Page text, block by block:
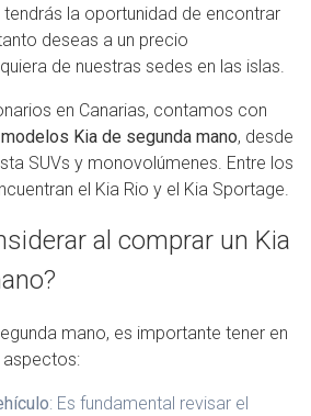
la oportunidad de encontrar
deseas a un precio
de nuestras sedes en las islas.
en Canarias, contamos con
Kia de segunda mano, desde
SUVs y monovolúmenes. Entre los
el Kia Rio y el Kia Sportage.
al comprar un Kia
mano, es importante tener en
aspectos:
: Es fundamental revisar el